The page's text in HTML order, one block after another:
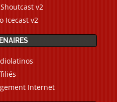
v2
Icecast v2
Internet